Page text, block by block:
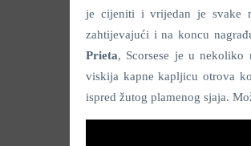
je cijeniti i vrijedan je svake
zahtijevajući i na koncu
Prieta, Scorsese je u nekoliko
viskija kapne kapljicu otrova
ispred žutog plamenog sjaja.